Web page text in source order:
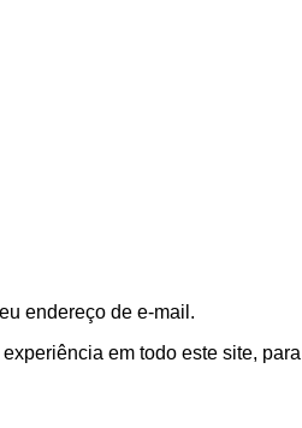
endereço de e-mail.
em todo este site,